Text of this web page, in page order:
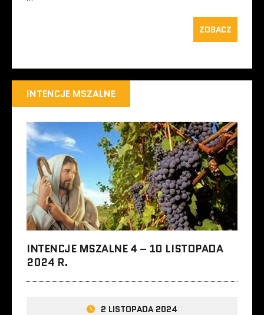
ZOBACZ
INTENCJE MSZALNE
INTENCJE MSZALNE 4 – 10 LISTOPADA
2024 R.
2 LISTOPADA 2024